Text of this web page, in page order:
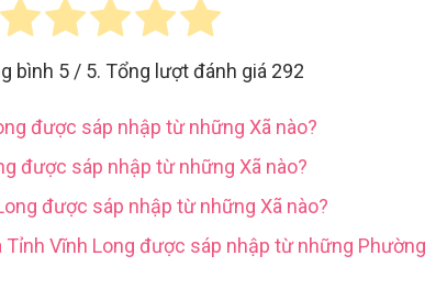
bình 5 / 5. Tổng lượt đánh giá 292
được sáp nhập từ những Xã nào?
được sáp nhập từ những Xã nào?
được sáp nhập từ những Xã nào?
Tỉnh Vĩnh Long được sáp nhập từ những Phường